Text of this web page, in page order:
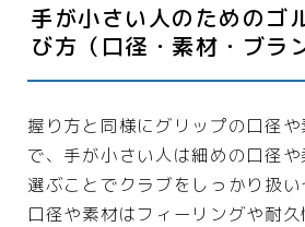
手が小さい人のためのゴ
び方（口径・素材・ブラ
握り方と同様にグリップの口径
で、手が小さい人は細めの口径
選ぶことでクラブをしっかり扱い
口径や素材はフィーリングや耐